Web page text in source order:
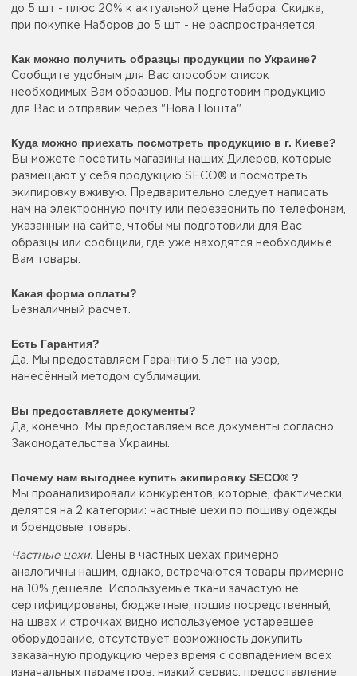
до 5 шт - плюс 20% к актуальной цене Набора. Скидка,
при покупке Наборов до 5 шт - не распространяется.
Как можно получить образцы продукции по Украине?
Сообщите удобным для Вас способом список
необходимых Вам образцов. Мы подготовим продукцию
для Вас и отправим через "Нова Пошта".
Куда можно приехать посмотреть продукцию в г. Киеве?
Вы можете посетить магазины наших Дилеров, которые
размещают у себя продукцию SECO® и посмотреть
экипировку вживую. Предварительно следует написать
нам на электронную почту или перезвонить по телефонам,
указанным на сайте, чтобы мы подготовили для Вас
образцы или сообщили, где уже находятся необходимые
Вам товары.
Какая форма оплаты?
Безналичный расчет.
Есть Гарантия?
Да. Мы предоставляем Гарантию 5 лет на узор,
нанесённый методом сублимации.
Вы предоставляете документы?
Да, конечно. Мы предоставляем все документы согласно
Законодательства Украины.
Почему нам выгоднее купить экипировку SECO® ?
Мы проанализировали конкурентов, которые, фактически,
делятся на 2 категории: частные цехи по пошиву одежды
и брендовые товары.
Частные цехи. Цены в частных цехах примерно
аналогичны нашим, однако, встречаются товары примерно
на 10% дешевле. Используемые ткани зачастую не
сертифицированы, бюджетные, пошив посредственный,
на швах и строчках видно используемое устаревшее
оборудование, отсутствует возможность докупить
заказанную продукцию через время с совпадением всех
изначальных параметров, низкий сервис, предоставление